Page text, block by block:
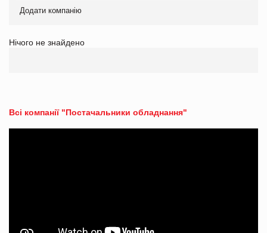
Додати компанію
Нічого не знайдено
Всі компанії "Постачальники обладнання"